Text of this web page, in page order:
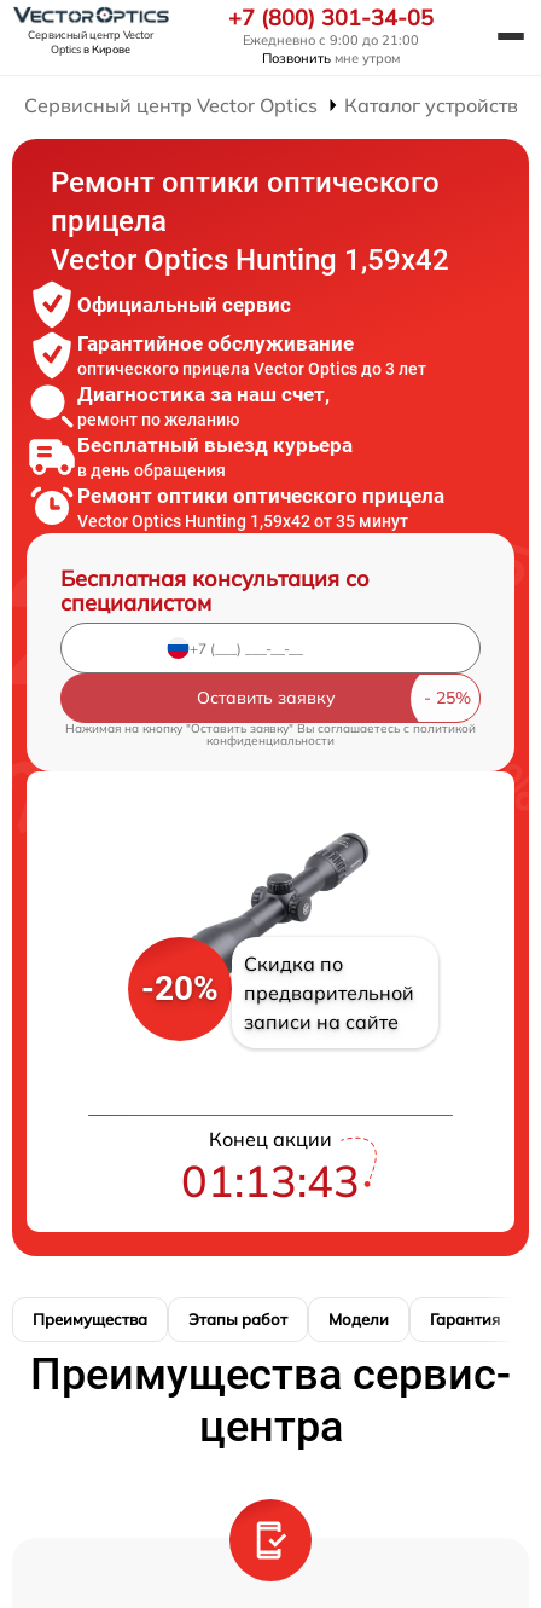
Сервисный центр Vector
Opticsв Кирове
+7 (800) 301-34-05
Ежедневно с 9:00 до 21:00
Позвонить мне утром
Сервисный центр Vector Optics Каталог устройств
Ремонт оптики оптического
прицела
Vector Optics Hunting 1,59x42
Официальный сервис
Гарантийное обслуживание
оптического прицела Vector Optics до 3 лет
Диагностика за наш счет,
ремонт по желанию
Бесплатный выезд курьера
в день обращения
Ремонт оптики оптического прицела
Vector Optics Hunting 1,59x42 от 35 минут
Бесплатная консультация со
специалистом
Оставить заявку
Нажимая на кнопку "Оставить заявку" Вы соглашаетесь cполитикой
конфиденциальности
-20%
Скидка по
предварительной
записи на сайте
Конец акции
01:13:42
Преимущества Этапы работ Модели Гарантия
Преимущества сервис-
центра